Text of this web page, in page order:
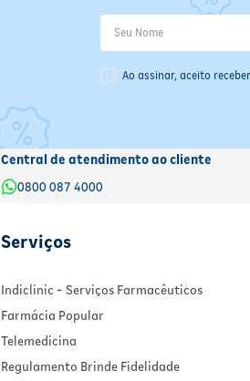
Ao assinar, aceito
Central de atendimento ao cliente
0800 087 4000
Serviços
Indiclinic - Serviços Farmacêuticos
Farmácia Popular
Telemedicina
Regulamento Brinde Fidelidade